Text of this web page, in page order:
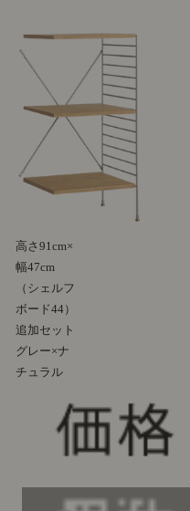
高さ91cm×
幅47cm
（シェルフ
ボード44）
追加セット
グレー×ナ
チュラル